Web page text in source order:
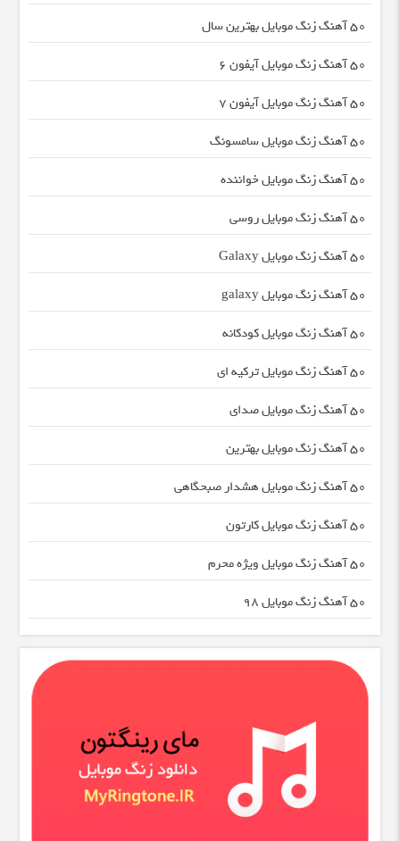
50 آهنگ زنگ موبایل بهترین سال
50 آهنگ زنگ موبایل آیفون 6
50 آهنگ زنگ موبایل آیفون 7
50 آهنگ زنگ موبایل سامسونگ
50 آهنگ زنگ موبایل خواننده
50 آهنگ زنگ موبایل روسی
50 آهنگ زنگ موبایل Galaxy
50 آهنگ زنگ موبایل galaxy
50 آهنگ زنگ موبایل کودکانه
50 آهنگ زنگ موبایل ترکیه ای
50 آهنگ زنگ موبایل صدای
50 آهنگ زنگ موبایل بهترین
50 آهنگ زنگ موبایل هشدار صبحگاهی
50 آهنگ زنگ موبایل کارتون
50 آهنگ زنگ موبایل ویژه محرم
50 آهنگ زنگ موبایل 98